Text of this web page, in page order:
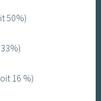
50%)
16 %)